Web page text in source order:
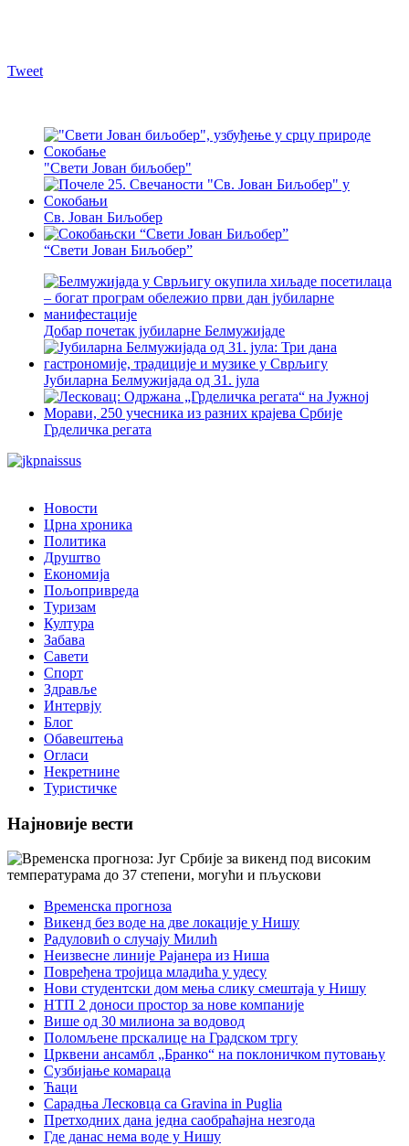
Tweet
"Свети Јован биљобер"
Св. Јован Биљобер
“Свети Јован Биљобер”
Добар почетак јубиларне Белмужијаде
Јубиларна Белмужијада од 31. јула
Грделичка регата
Новости
Црна хроника
Политика
Друштво
Економија
Пољопривреда
Туризам
Култура
Забава
Савети
Спорт
Здравље
Интервју
Блог
Обавештења
Огласи
Некретнине
Туристичке
Најновије вести
Временска прогноза
Викенд без воде на две локације у Нишу
Радуловић о случају Милић
Неизвесне линије Рајанера из Ниша
Повређена тројица младића у удесу
Нови студентски дом мења слику смештаја у Нишу
НТП 2 доноси простор за нове компаније
Више од 30 милиона за водовод
Поломљене прскалице на Градском тргу
Црквени ансамбл „Бранко“ на поклоничком путовању
Сузбијање комараца
Ћаци
Сарадња Лесковца са Gravina in Puglia
Претходних дана једна саобраћајна незгода
Где данас нема воде у Нишу